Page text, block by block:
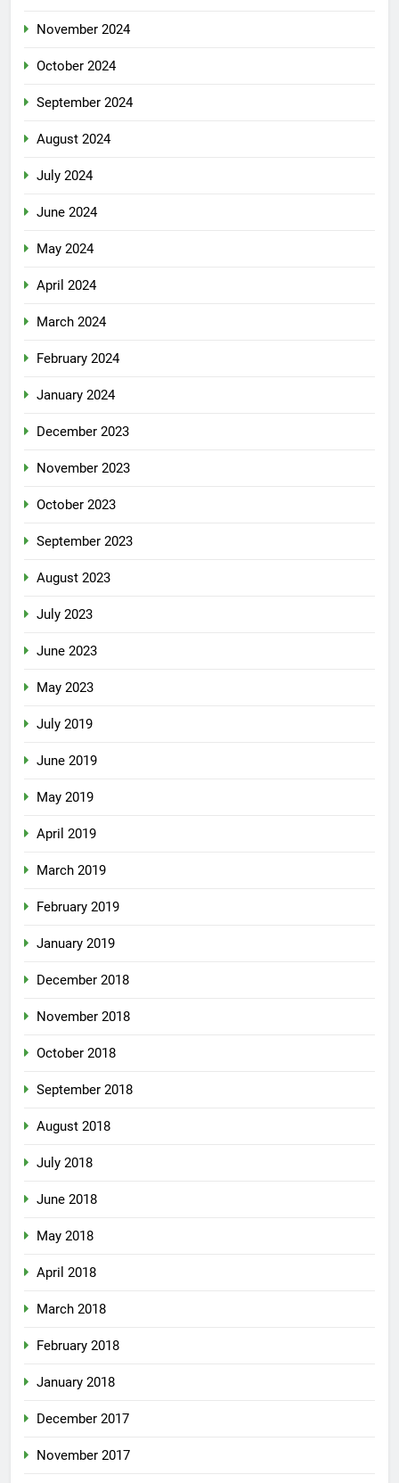
November 2024
October 2024
September 2024
August 2024
July 2024
June 2024
May 2024
April 2024
March 2024
February 2024
January 2024
December 2023
November 2023
October 2023
September 2023
August 2023
July 2023
June 2023
May 2023
July 2019
June 2019
May 2019
April 2019
March 2019
February 2019
January 2019
December 2018
November 2018
October 2018
September 2018
August 2018
July 2018
June 2018
May 2018
April 2018
March 2018
February 2018
January 2018
December 2017
November 2017